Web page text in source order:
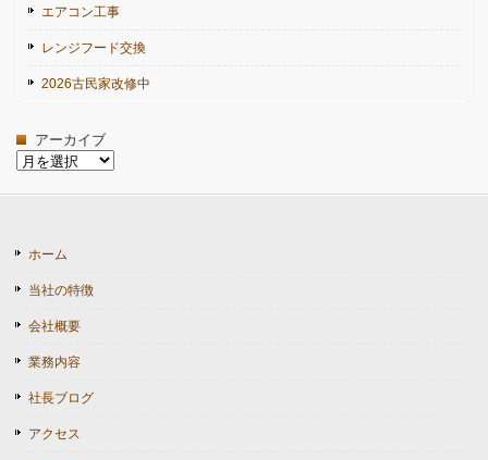
エアコン工事
レンジフード交換
2026古民家改修中
アーカイブ
ア
カ
ホーム
当社の特徴
会社概要
業務内容
社長ブログ
アクセス